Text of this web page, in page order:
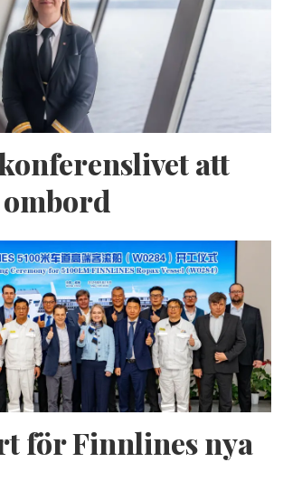
att
för Finnlines nya